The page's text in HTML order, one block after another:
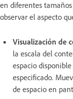
en diferentes
observar el aspecto
Visualización de
la escala del
espacio
especificado.
de espacio en